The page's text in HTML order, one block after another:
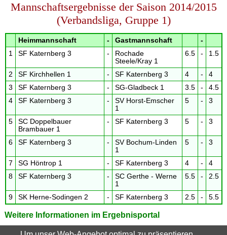
Mannschaftsergebnisse der Saison 2014/2015
(Verbandsliga, Gruppe 1)
Heimmannschaft - Gastmannschaft
-
1
SF Katernberg 3 -
Rochade
Steele/Kray 1
6.5 - 1.5
2 SF Kirchhellen 1 - SF Katernberg 3 4 -
4
3
SF Katernberg 3 - SG-Gladbeck 1 3.5 -
4.5
4
SF Katernberg 3 -
SV Horst-Emscher
1
5 - 3
5
SC Doppelbauer
Brambauer 1
- SF Katernberg 3 5 - 3
6 SF Katernberg 3 -
SV Bochum-Linden
1
5 - 3
7 SG Höntrop 1 - SF Katernberg 3 4 -
4
8
SF Katernberg 3 -
SC Gerthe - Werne
1
5.5 - 2.5
9 SK Herne-Sodingen 2 - SF Katernberg 3 2.5 - 5.5
Weitere Informationen im Ergebnisportal